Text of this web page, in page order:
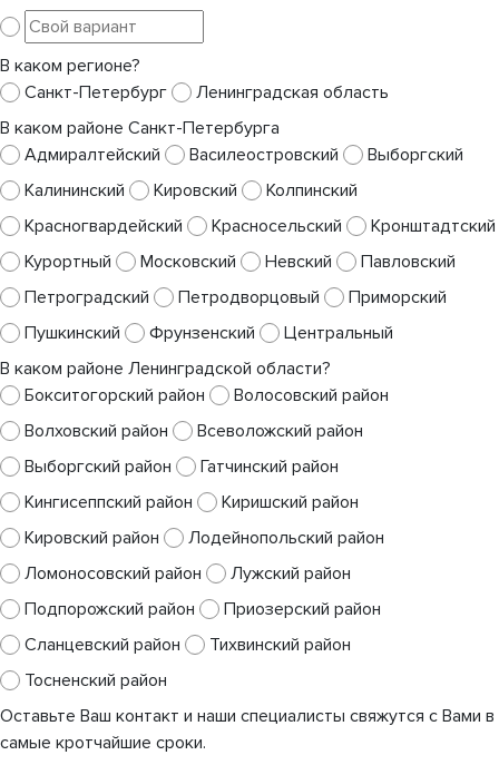
В каком регионе?
Санкт-Петербург
Ленинградская область
В каком районе Санкт-Петербурга
Адмиралтейский
Василеостровский
Выборгский
Калининский
Кировский
Колпинский
Красногвардейский
Красносельский
Кронштадтский
Курортный
Московский Невский
Павловский
Петроградский
Петродворцовый
Приморский
Пушкинский
Фрунзенский
Центральный
В каком районе Ленинградской области?
Бокситогорский район
Волосовский район
Волховский район
Всеволожский район
Выборгский район
Гатчинский район
Кингисеппский район
Киришский район
Кировский район
Лодейнопольский район
Ломоносовский район
Лужский район
Подпорожский район
Приозерский район
Сланцевский район
Тихвинский район
Тосненский район
Оставьте Ваш контакт и наши специалисты свяжутся с Вами в
самые кротчайшие сроки.